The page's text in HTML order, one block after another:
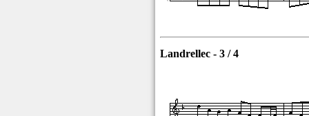
Landrellec - 3 / 4